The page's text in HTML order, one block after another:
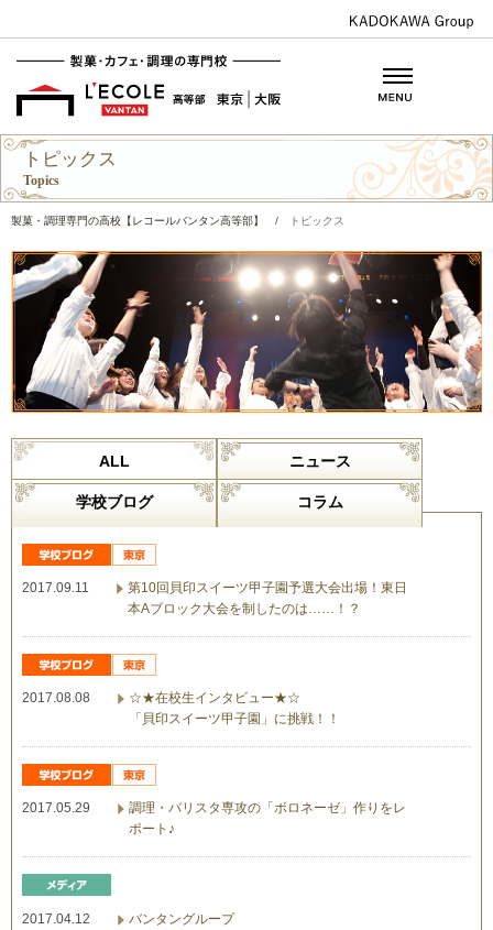
トピックス
Topics
製菓・調理専門の高校【レコールバンタン高等部】 / トピックス
ALL ニュース
学校ブログ コラム
2017.09.11
第10回貝印スイーツ甲子園予選大会出場！東日
本Aブロック大会を制したのは……！？
2017.08.08
☆★在校生インタビュー★☆
「貝印スイーツ甲子園」に挑戦！！
2017.05.29
調理・バリスタ専攻の「ボロネーゼ」作りをレ
ポート♪
2017.04.12
バンタングループ